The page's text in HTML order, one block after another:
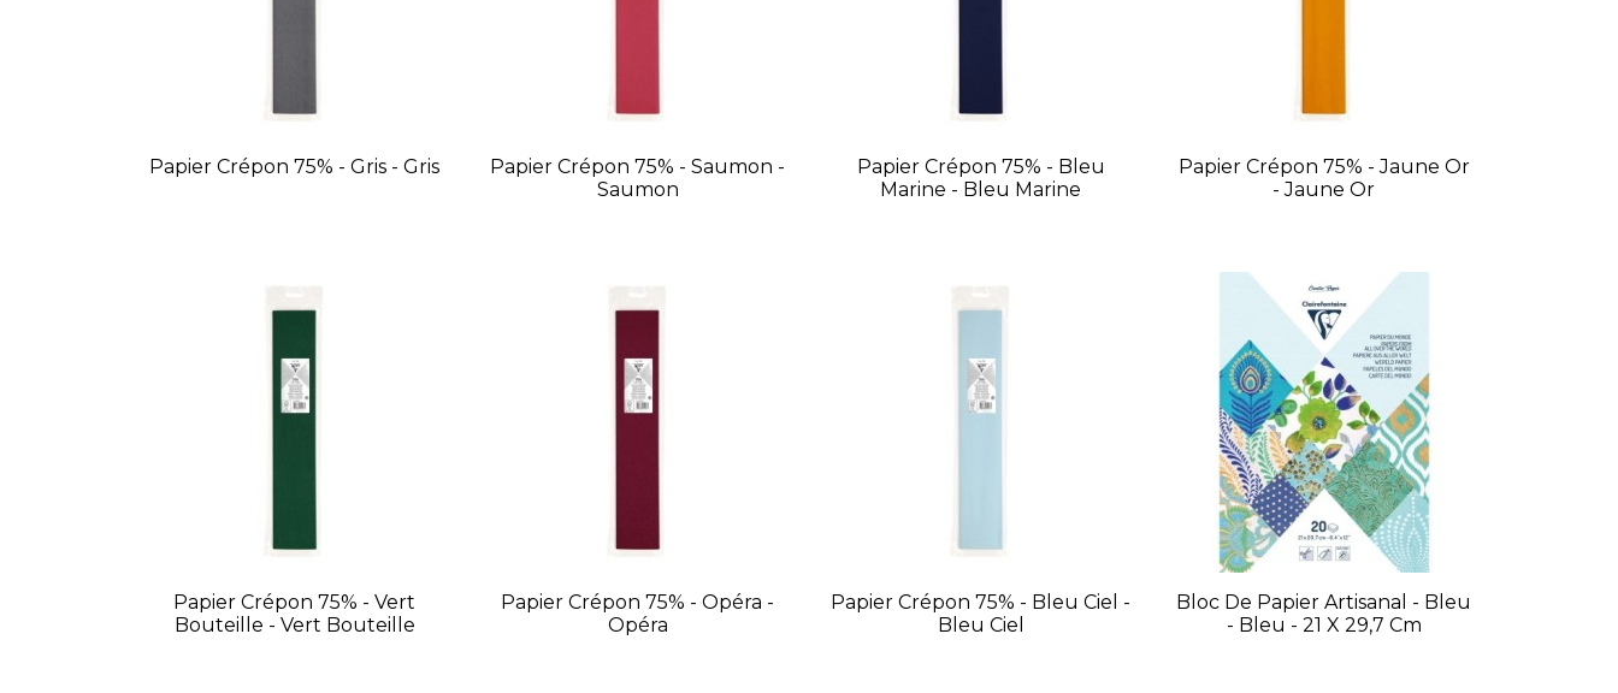
Papier Crépon 75% - Gris - Gris
Papier Crépon 75% - Saumon -
Saumon
Papier Crépon 75% - Bleu
Marine - Bleu Marine
Papier Crépon 75% - Jaune Or
- Jaune Or
Papier Crépon 75% - Vert
Bouteille - Vert Bouteille
Papier Crépon 75% - Opéra -
Opéra
Papier Crépon 75% - Bleu Ciel -
Bleu Ciel
Bloc De Papier Artisanal - Bleu
- Bleu - 21 X 29,7 Cm